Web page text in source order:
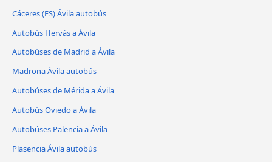
Cáceres‎‎ (ES) Ávila‎ autobús
Autobús Hervás a Ávila‎
Autobúses de Madrid a Ávila‎
Madrona Ávila‎ autobús
Autobúses de Mérida a Ávila‎
Autobús Oviedo a Ávila‎
Autobúses Palencia a Ávila‎
Plasencia Ávila‎ autobús